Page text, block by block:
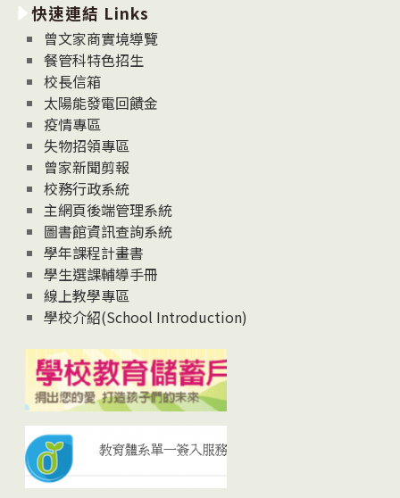
消
息
News
快速連結 Links
曾文家商實境導覽
餐管科特色招生
校長信箱
太陽能發電回饋金
疫情專區
失物招領專區
曾家新聞剪報
校務行政系統
主網頁後端管理系統
圖書館資訊查詢系統
學年課程計畫書
學生選課輔導手冊
線上教學專區
學校介紹(School Introduction)